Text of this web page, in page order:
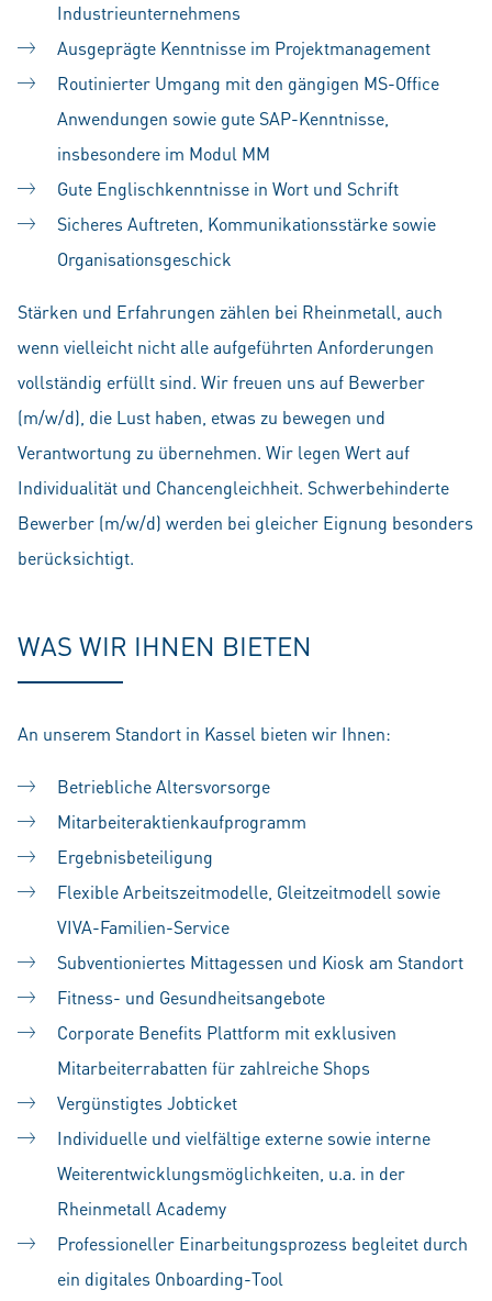
Industrieunternehmens
Ausgeprägte Kenntnisse im Projektmanagement
Routinierter Umgang mit den gängigen MS-Office
Anwendungen sowie gute SAP-Kenntnisse,
insbesondere im Modul MM
Gute Englischkenntnisse in Wort und Schrift
Sicheres Auftreten, Kommunikationsstärke sowie
Organisationsgeschick
Stärken und Erfahrungen zählen bei Rheinmetall, auch
wenn vielleicht nicht alle aufgeführten Anforderungen
vollständig erfüllt sind. Wir freuen uns auf Bewerber
(m/w/d), die Lust haben, etwas zu bewegen und
Verantwortung zu übernehmen. Wir legen Wert auf
Individualität und Chancengleichheit. Schwerbehinderte
Bewerber (m/w/d) werden bei gleicher Eignung besonders
berücksichtigt.
WAS WIR IHNEN BIETEN
An unserem Standort in Kassel bieten wir Ihnen:
Betriebliche Altersvorsorge
Mitarbeiteraktienkaufprogramm
Ergebnisbeteiligung
Flexible Arbeitszeitmodelle, Gleitzeitmodell sowie
VIVA-Familien-Service
Subventioniertes Mittagessen und Kiosk am Standort
Fitness- und Gesundheitsangebote
Corporate Benefits Plattform mit exklusiven
Mitarbeiterrabatten für zahlreiche Shops
Vergünstigtes Jobticket
Individuelle und vielfältige externe sowie interne
Weiterentwicklungsmöglichkeiten, u.a. in der
Rheinmetall Academy
Professioneller Einarbeitungsprozess begleitet durch
ein digitales Onboarding-Tool